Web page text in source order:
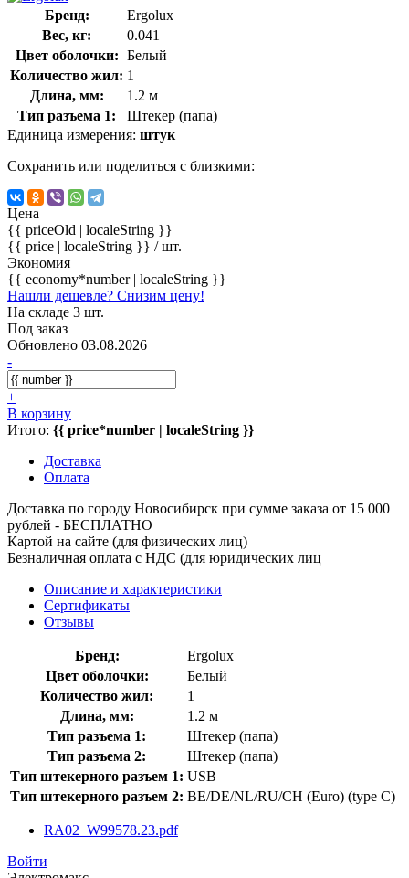
Бренд:
Ergolux
Вес, кг:
0.041
Цвет оболочки: Белый
Количество жил: 1
Длина, мм:
1.2 м
Тип разъема 1:
Штекер (папа)
Единица измерения: штук
Сохранить или поделиться с близкими:
Цена
{{ priceOld | localeString }}
{{ price | localeString }} / шт.
Экономия
{{ economy*number | localeString }}
Нашли дешевле? Снизим цену!
На складе 3 шт.
Под заказ
Обновлено 03.08.2026
-
+
В корзину
Итого: {{ price*number | localeString }}
Доставка
Оплата
Доставка по городу Новосибирск при сумме заказа от 15 000
рублей - БЕСПЛАТНО
Картой на сайте (для физических лиц)
Безналичная оплата с НДС (для юридических лиц
Описание и характеристики
Сертификаты
Отзывы
Бренд:
Ergolux
Цвет оболочки:
Белый
Количество жил:
1
Длина, мм:
1.2 м
Тип разъема 1:
Штекер (папа)
Тип разъема 2:
Штекер (папа)
Тип штекерного разъем 1: USB
Тип штекерного разъем 2: BE/DE/NL/RU/CH (Euro) (type C)
RA02_W99578.23.pdf
Войти